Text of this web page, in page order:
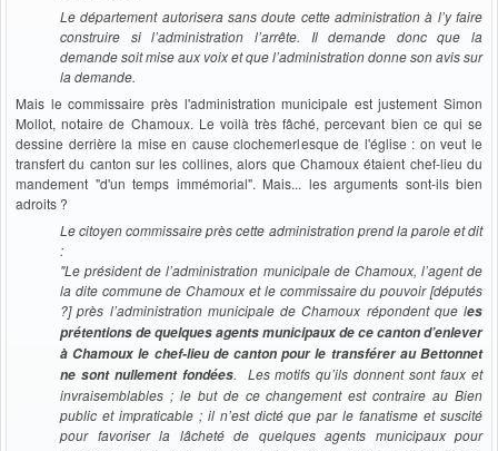
Le département autorisera sans doute cette administration à l’y faire
construire si l’administration l’arrête. Il demande donc que la
demande soit mise aux voix et que l’administration donne son avis sur
la demande.
Mais le commissaire près l'administration municipale est justement Simon
Mollot, notaire de Chamoux. Le voilà très fâché, percevant bien ce qui se
dessine derrière la mise en cause clochemerlesque de l'église : on veut le
transfert du canton sur les collines, alors que Chamoux étaient chef-lieu du
mandement "d'un temps immémorial". Mais... les arguments sont-ils bien
adroits ?
Le citoyen commissaire près cette administration prend la parole et dit
:
"Le président de l’administration municipale de Chamoux, l’agent de
la dite commune de Chamoux et le commissaire du pouvoir [députés
?] près l’administration municipale de Chamoux répondent que les
prétentions de quelques agents municipaux de ce canton d’enlever
à Chamoux le chef-lieu de canton pour le transférer au Bettonnet
ne sont nullement fondées. Les motifs qu’ils donnent sont faux et
invraisemblables ; le but de ce changement est contraire au Bien
public et impraticable ; il n’est dicté que par le fanatisme et suscité
pour favoriser la lâcheté de quelques agents municipaux pour